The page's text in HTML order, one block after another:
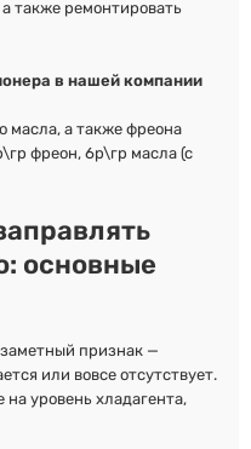
также ремонтировать
в нашей компании
масла, а также фреона
фреон, 6р\гр масла (с
основные
признак —
или вовсе отсутствует.
уровень хладагента,